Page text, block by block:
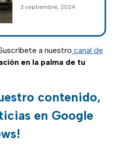
Google para
baratos y
economizar en tu
experiencia.
3 septiembre, 2024
a nuestro canal de
en la palma de tu
contenido,
en Google